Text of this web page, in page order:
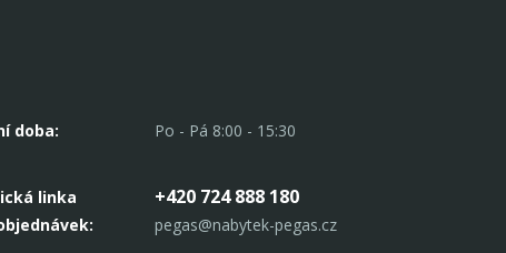
doba: Po - Pá 8:00 - 15:30
linka
+420 724 888 180
pegas@nabytek-pegas.cz